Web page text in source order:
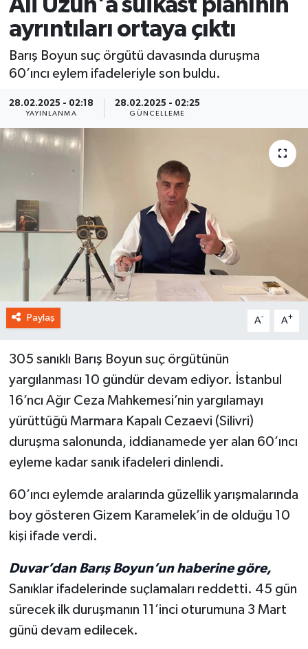
Ali Uzun'a suikast planının
ayrıntıları ortaya çıktı
Barış Boyun suç örgütü davasında duruşma
60’ıncı eylem ifadeleriyle son buldu.
28.02.2025 - 02:18
YAYINLANMA
28.02.2025 - 02:25
GÜNCELLEME
Paylaş A- A+
305 sanıklı Barış Boyun suç örgütünün
yargılanması 10 gündür devam ediyor. İstanbul
16’ncı Ağır Ceza Mahkemesi’nin yargılamayı
yürüttüğü Marmara Kapalı Cezaevi (Silivri)
duruşma salonunda, iddianamede yer alan 60’ıncı
eyleme kadar sanık ifadeleri dinlendi.
60’ıncı eylemde aralarında güzellik yarışmalarında
boy gösteren Gizem Karamelek’in de olduğu 10
kişi ifade verdi.
Duvar’dan Barış Boyun’un haberine göre,
Sanıklar ifadelerinde suçlamaları reddetti. 45 gün
sürecek ilk duruşmanın 11’inci oturumuna 3 Mart
günü devam edilecek.